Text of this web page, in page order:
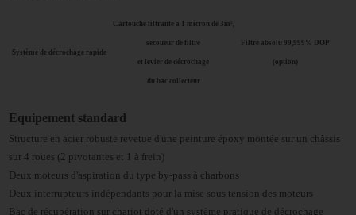
Système de décrochage rapide
Cartouche filtrante a 1 micron de 3m²,
secoueur de filtre
et levier de décrochage
du bac collecteur
Filtre absolu 99,999% DOP
(option)
Equipement standard
Structure en acier robuste revetue d'une peinture époxy montée sur un châssis
sur 4 roues (2 pivotantes et 1 à frein)
Deux moteurs d'aspiration du type by-pass à charbons
Deux interrupteurs indépendants pour la mise sous tension des moteurs
Bac de récupération sur chariot doté d'un système pratique de décrochage